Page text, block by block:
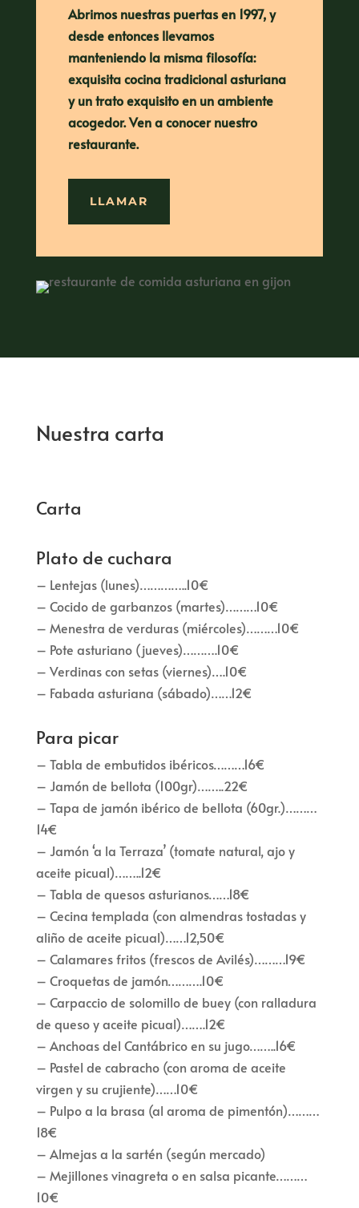
Abrimos nuestras puertas en 1997, y
desde entonces llevamos
manteniendo la misma filosofía:
exquisita cocina tradicional asturiana
y un trato exquisito en un ambiente
acogedor. Ven a conocer nuestro
restaurante.
LLAMAR
Nuestra carta
Carta
Plato de cuchara
– Lentejas (lunes)…………..10€
– Cocido de garbanzos (martes)………10€
– Menestra de verduras (miércoles)………10€
– Pote asturiano (jueves)……….10€
– Verdinas con setas (viernes)….10€
– Fabada asturiana (sábado)……12€
Para picar
– Tabla de embutidos ibéricos………16€
– Jamón de bellota (100gr)……..22€
– Tapa de jamón ibérico de bellota (60gr.)………
14€
– Jamón ‘a la Terraza’ (tomate natural, ajo y
aceite picual)……..12€
– Tabla de quesos asturianos……18€
– Cecina templada (con almendras tostadas y
aliño de aceite picual)……12,50€
– Calamares fritos (frescos de Avilés)………19€
– Croquetas de jamón……….10€
– Carpaccio de solomillo de buey (con ralladura
de queso y aceite picual)…….12€
– Anchoas del Cantábrico en su jugo……..16€
– Pastel de cabracho (con aroma de aceite
virgen y su crujiente)……10€
– Pulpo a la brasa (al aroma de pimentón)………
18€
– Almejas a la sartén (según mercado)
– Mejillones vinagreta o en salsa picante………
10€